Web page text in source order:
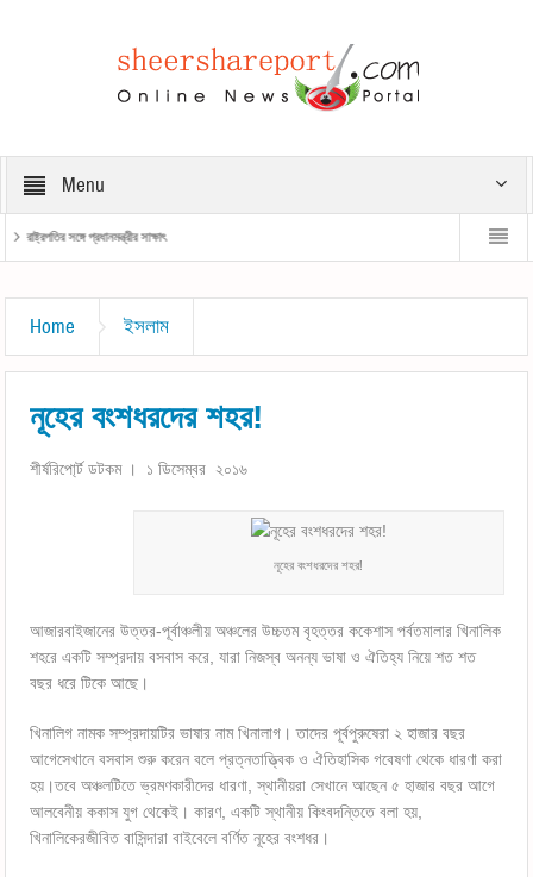
Menu
রাষ্ট্রপতির সঙ্গে প্রধানমন্ত্রীর সাক্ষাৎ
Home ইসলাম
নূহের বংশধরদের শহর!
শীর্ষরিপো্র্ট ডটকম । ১ ডিসেম্বর ২০১৬
নূহের বংশধরদের শহর!
আজারবাইজানের উত্তর-পূর্বাঞ্চলীয় অঞ্চলের উচ্চতম বৃহত্তর ককেশাস পর্বতমালার খিনালিক
শহরে একটি সম্প্রদায় বসবাস করে, যারা নিজস্ব অনন্য ভাষা ও ঐতিহ্য নিয়ে শত শত
বছর ধরে টিকে আছে।
খিনালিগ নামক সম্প্রদায়টির ভাষার নাম খিনালাগ। তাদের পূর্বপুরুষেরা ২ হাজার বছর
আগেসেখানে বসবাস শুরু করেন বলে প্রত্নতাত্ত্বিক ও ঐতিহাসিক গবেষণা থেকে ধারণা করা
হয়।তবে অঞ্চলটিতে ভ্রমণকারীদের ধারণা, স্থানীয়রা সেখানে আছেন ৫ হাজার বছর আগে
আলবেনীয় ককাস যুগ থেকেই। কারণ, একটি স্থানীয় কিংবদন্তিতে বলা হয়,
খিনালিকেরজীবিত বাসিন্দারা বাইবেলে বর্ণিত নূহের বংশধর।